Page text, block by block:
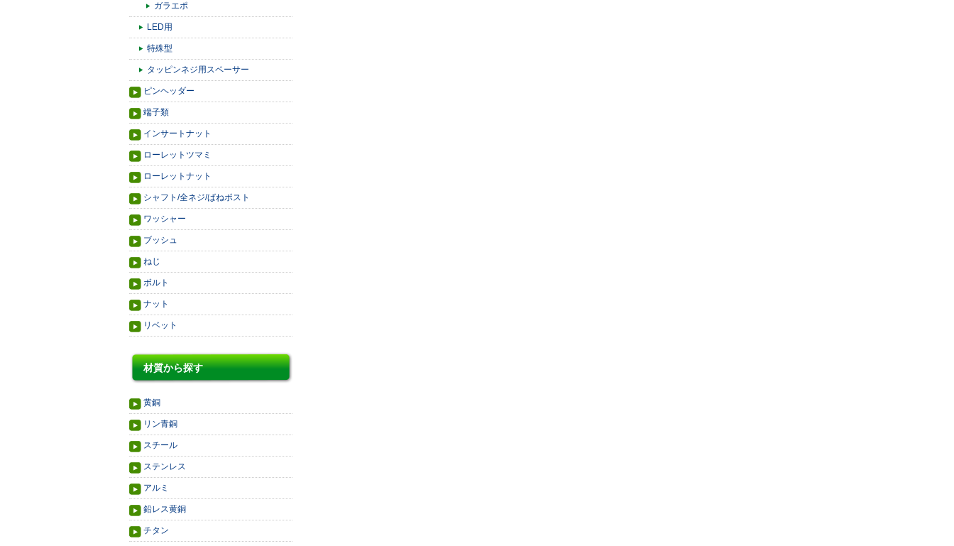
ガラエポ
LED用
特殊型
タッピンネジ用スペーサー
ピンヘッダー
端子類
インサートナット
ローレットツマミ
ローレットナット
シャフト/全ネジ/ばねポスト
ワッシャー
ブッシュ
ねじ
ボルト
ナット
リベット
材質から探す
黄銅
リン青銅
スチール
ステンレス
アルミ
鉛レス黄銅
チタン